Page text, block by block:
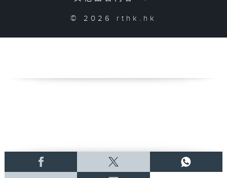
© 2026 rthk.hk